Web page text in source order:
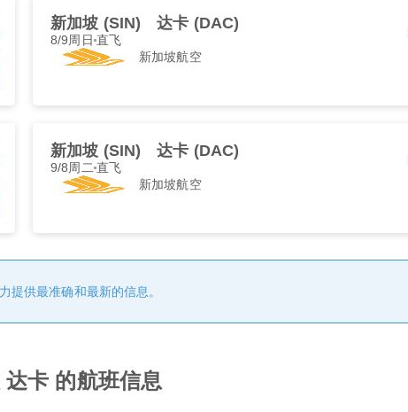
新加坡 (SIN) 达卡 (DAC)
8/9周日 直飞
新加坡航空
新加坡 (SIN) 达卡 (DAC)
9/8周二 直飞
新加坡航空
提供最准确和最新的信息。
卡 的航班信息